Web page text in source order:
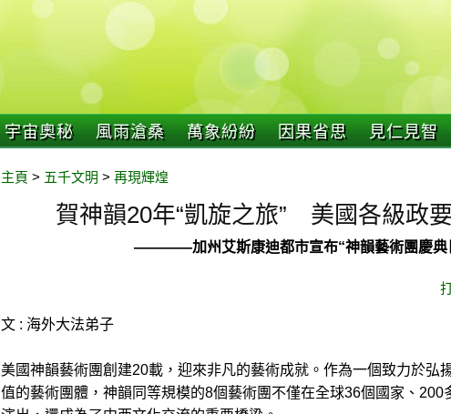
宇宙奧秘 風雨滄桑 萬象紛紛 因果省思 見仁見智
主頁 > 五千文明 > 再現輝煌
賀神韻20年“凱旋之旅” 美國各級政
————加州艾斯康迪都市宣布“神韻藝術團慶典
文 : 海外大法弟子
美國神韻藝術團創建20載，迎來非凡的藝術成就。作為一個致力於弘
值的藝術團體，神韻同等規模的8個藝術團不僅在全球36個國家、200